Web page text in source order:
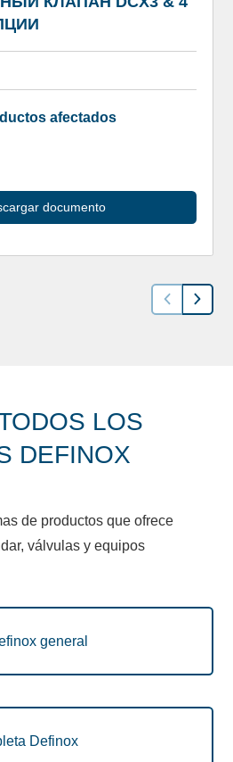
afectados
documento
LOS
DEFINOX
de productos que ofrece
válvulas y equipos
general
Definox